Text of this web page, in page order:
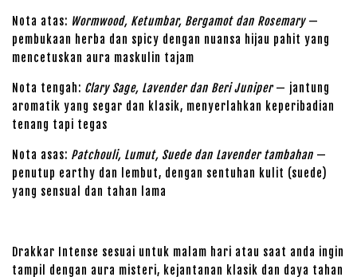
Nota atas: Wormwood, Ketumbar, Bergamot dan Rosemary—
pembukaan herba dan spicy dengan nuansa hijau pahit yang
mencetuskan aura maskulin tajam
Nota tengah: Clary Sage, Lavender dan Beri Juniper— jantung
aromatik yang segar dan klasik, menyerlahkan keperibadian
tenang tapi tegas
Nota asas: Patchouli, Lumut, Suede dan Lavender tambahan —
penutup earthy dan lembut, dengan sentuhan kulit (suede)
yang sensual dan tahan lama
Drakkar Intense sesuai untuk malam hari atau saat anda ingin
tampil dengan aura misteri, kejantanan klasik dan daya tahan